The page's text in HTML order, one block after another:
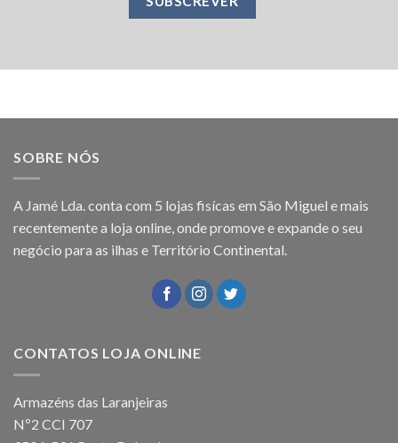
SOBRE NÓS
A Jamé Lda. conta com 5 lojas fisícas em São Miguel e mais
recentemente a loja online, onde promove e expande o seu
negócio para as ilhas e Território Continental.
CONTATOS LOJA ONLINE
Armazéns das Laranjeiras
Nº2 CCI 707